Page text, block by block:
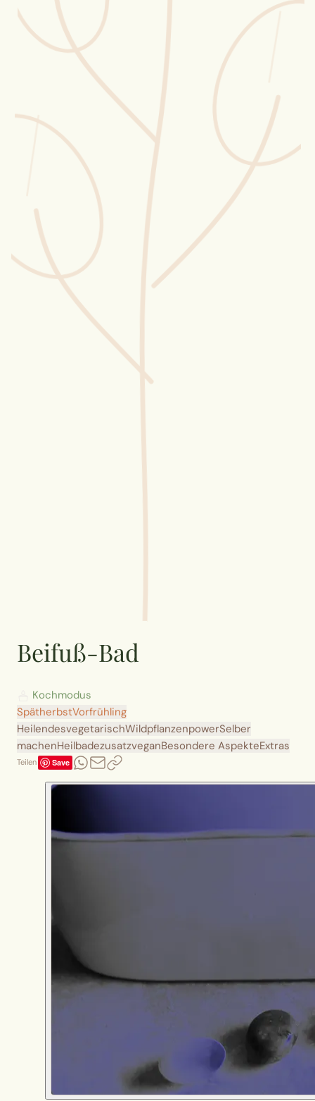
Vogelstimmen
Gartenplaner
Düngeberater
Challenges
Wusstest du?
Sammlungen
Selber machen
Glossar
Beifuß-Bad
Kochmodus
SpätherbstVorfrühling
HeilendesvegetarischWildpflanzenpowerSelber
machenHeilbadezusatzveganBesondere AspekteExtras
Teilen Save